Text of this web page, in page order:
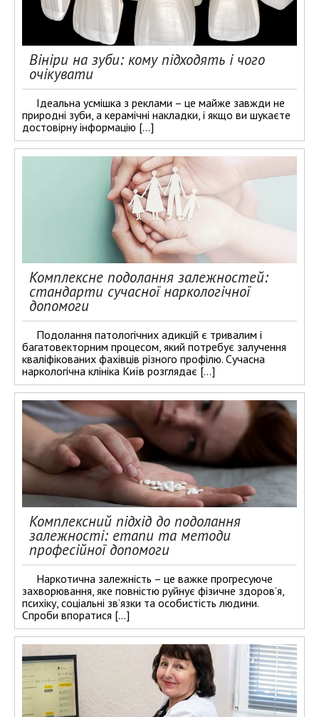
Вініри на зуби: кому підходять і чого
очікувати
Ідеальна усмішка з реклами – це майже завжди не
природні зуби, а керамічні накладки, і якщо ви шукаєте
достовірну інформацію […]
Комплексне подолання залежностей:
стандарти сучасної наркологічної
допомоги
Подолання патологічних адикцій є тривалим і
багатовекторним процесом, який потребує залучення
кваліфікованих фахівців різного профілю. Сучасна
наркологічна клініка Київ розглядає […]
Комплексний підхід до подолання
залежності: етапи та методи
професійної допомоги
Наркотична залежність – це важке прогресуюче
захворювання, яке повністю руйнує фізичне здоров’я,
психіку, соціальні зв’язки та особистість людини.
Спроби впоратися […]